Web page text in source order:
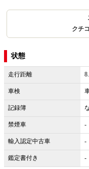
クチ
状態
走行距離
車検
記録簿
禁煙車 -
輸入認定中古車 -
鑑定書付き -